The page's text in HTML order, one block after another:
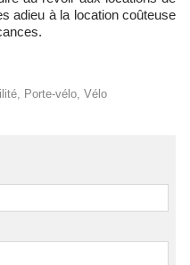
adieu à la location coûteuse
Porte-vélo Vélo